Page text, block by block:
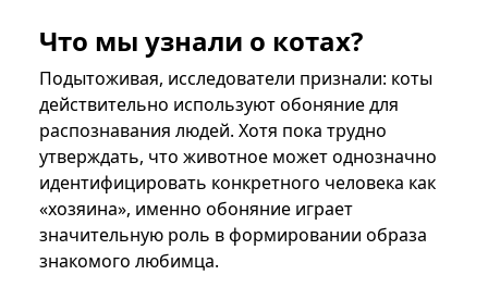
Что мы узнали о котах?
Подытоживая, исследователи признали: коты
действительно используют обоняние для
распознавания людей. Хотя пока трудно
утверждать, что животное может однозначно
идентифицировать конкретного человека как
«хозяина», именно обоняние играет
значительную роль в формировании образа
знакомого любимца.